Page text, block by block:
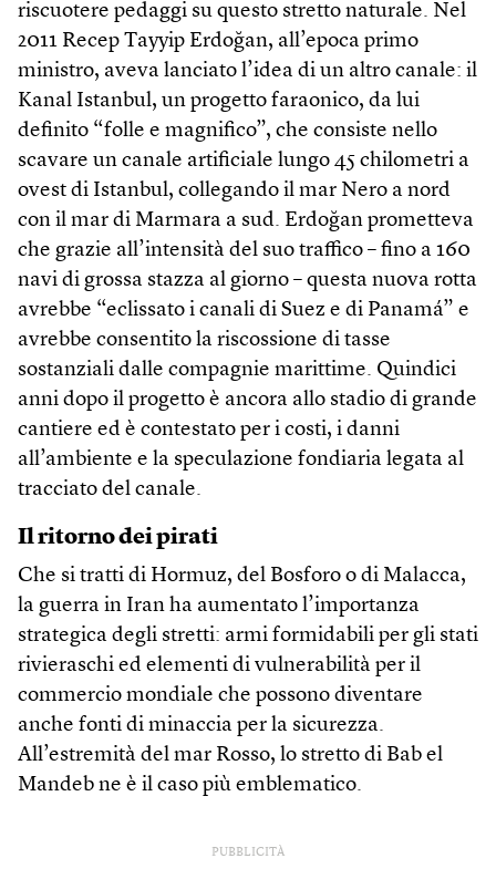
riscuotere pedaggi su questo stretto naturale. Nel
2011 Recep Tayyip Erdoğan, all’epoca primo
ministro, aveva lanciato l’idea di un altro canale: il
Kanal Istanbul, un progetto faraonico, da lui
definito “folle e magnifico”, che consiste nello
scavare un canale artificiale lungo 45 chilometri a
ovest di Istanbul, collegando il mar Nero a nord
con il mar di Marmara a sud. Erdoğan prometteva
che grazie all’intensità del suo traffico – fino a 160
navi di grossa stazza al giorno – questa nuova rotta
avrebbe “eclissato i canali di Suez e di Panamá” e
avrebbe consentito la riscossione di tasse
sostanziali dalle compagnie marittime. Quindici
anni dopo il progetto è ancora allo stadio di grande
cantiere ed è contestato per i costi, i danni
all’ambiente e la speculazione fondiaria legata al
tracciato del canale.
Il ritorno dei pirati
Che si tratti di Hormuz, del Bosforo o di Malacca,
la guerra in Iran ha aumentato l’importanza
strategica degli stretti: armi formidabili per gli stati
rivieraschi ed elementi di vulnerabilità per il
commercio mondiale che possono diventare
anche fonti di minaccia per la sicurezza.
All’estremità del mar Rosso, lo stretto di Bab el
Mandeb ne è il caso più emblematico.
PUBBLICITÀ